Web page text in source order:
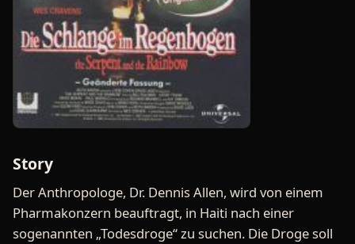
Story
Der Anthropologe, Dr. Dennis Allen, wird von einem
Pharmakonzern beauftragt, in Haiti nach einer
sogenannten „Todesdroge“ zu suchen. Die Droge soll